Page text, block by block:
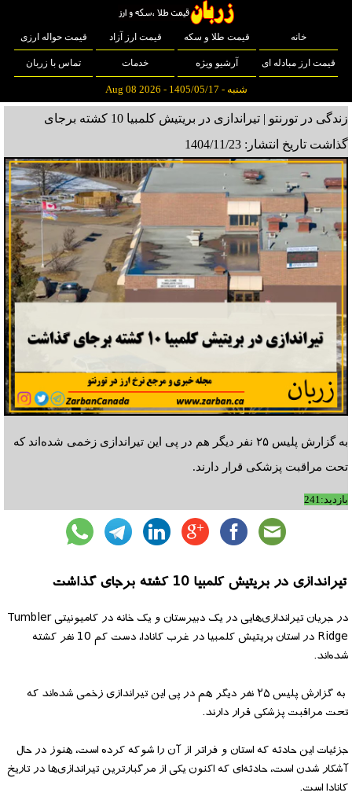
خانه قیمت طلا و سکه قیمت ارز آزاد قیمت حواله ارزی
قیمت ارز مبادله ای آرشیو ویژه خدمات تماس با زربان
شنبه - 1405/05/17 - Aug 08 2026
زندگی در تورنتو | تیراندازی در بریتیش کلمبیا 10 کشته برجای
گذاشت تاریخ انتشار: 1404/11/23
به گزارش پلیس ۲۵ نفر دیگر هم در پی این تیراندازی زخمی شده‌اند که
تحت مراقبت پزشکی قرار دارند.
بازدید:241
تیراندازی در بریتیش کلمبیا 10 کشته برجای گذاشت
در جریان تیراندازی‌هایی در یک دبیرستان و یک خانه در کامیونیتی Tumbler
Ridge در استان بریتیش کلمبیا در غرب کانادا، دست کم 10 نفر کشته
شده‌اند.
به گزارش پلیس ۲۵ نفر دیگر هم در پی این تیراندازی زخمی شده‌اند که
تحت مراقبت پزشکی قرار دارند.
جزئیات این حادثه که استان و فراتر از آن را شوکه کرده است، هنوز در حال
آشکار شدن است، حادثه‌ای که اکنون یکی از مرگبارترین تیراندازی‌ها در تاریخ
کانادا است.